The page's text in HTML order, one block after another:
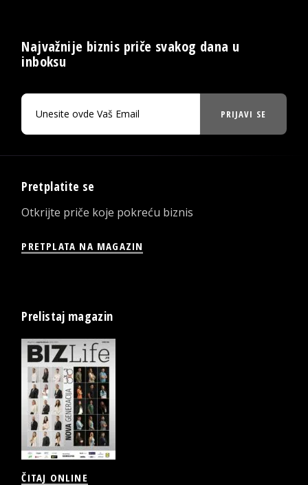
Najvažnije biznis priče svakog dana u
inboksu
PRIJAVI SE
Pretplatite se
Otkrijte priče koje pokreću biznis
PRETPLATA NA MAGAZIN
Prelistaj magazin
ČITAJ ONLINE